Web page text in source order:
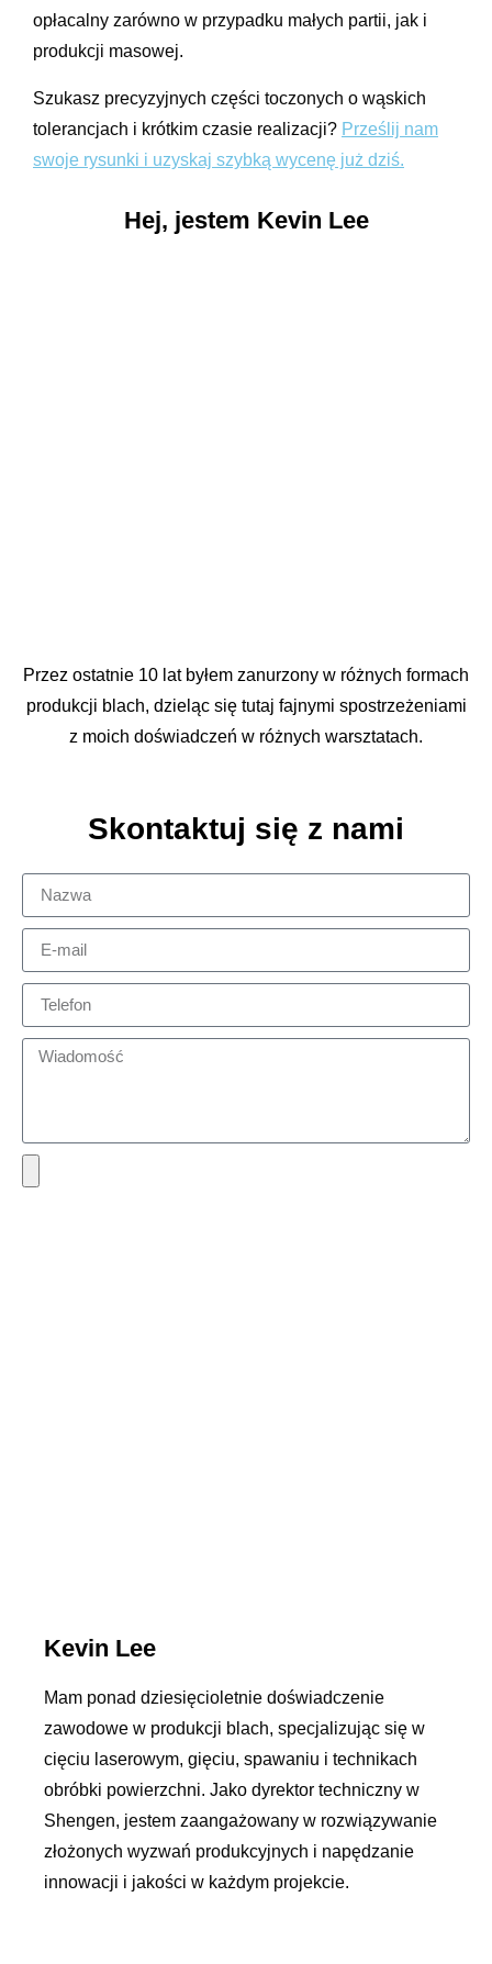
opłacalny zarówno w przypadku małych partii, jak i
produkcji masowej.
Szukasz precyzyjnych części toczonych o wąskich
tolerancjach i krótkim czasie realizacji? Prześlij nam
swoje rysunki i uzyskaj szybką wycenę już dziś.
Hej, jestem Kevin Lee
Przez ostatnie 10 lat byłem zanurzony w różnych formach
produkcji blach, dzieląc się tutaj fajnymi spostrzeżeniami
z moich doświadczeń w różnych warsztatach.
Skontaktuj się z nami
Kevin Lee
Mam ponad dziesięcioletnie doświadczenie
zawodowe w produkcji blach, specjalizując się w
cięciu laserowym, gięciu, spawaniu i technikach
obróbki powierzchni. Jako dyrektor techniczny w
Shengen, jestem zaangażowany w rozwiązywanie
złożonych wyzwań produkcyjnych i napędzanie
innowacji i jakości w każdym projekcie.